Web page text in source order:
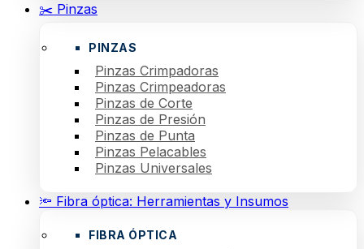
✂️ Pinzas
PINZAS
Pinzas Crimpadoras
Pinzas Crimpeadoras
Pinzas de Corte
Pinzas de Presión
Pinzas de Punta
Pinzas Pelacables
Pinzas Universales
🔦 Fibra óptica: Herramientas y Insumos
FIBRA ÓPTICA